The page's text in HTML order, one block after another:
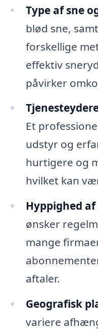
Type af sne
blød sne,
forskellige
effektiv
påvirker
Et
udstyr og
hurtigere og
hvilket kan
Hyppighed
ønsker
mange
aftaler.
Geografisk
variere